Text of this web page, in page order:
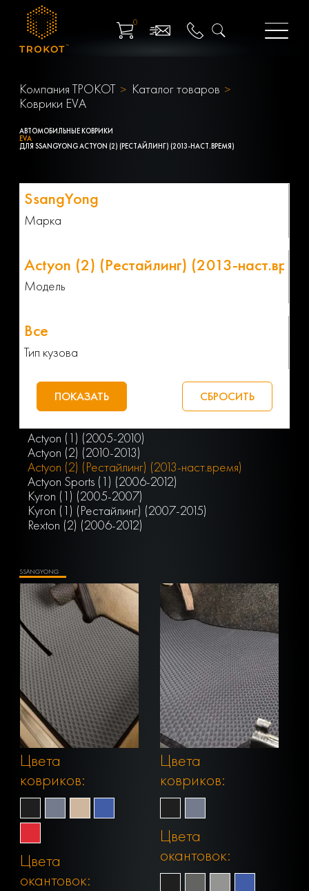
0
Компания ТРОКОТ
Каталог товаров
Коврики EVA
АВТОМОБИЛЬНЫЕ КОВРИКИ
EVA
ДЛЯ SSANGYONG ACTYON (2) (РЕСТАЙЛИНГ) (2013-НАСТ.ВРЕМЯ)
Марка
Модель
Тип кузова
Actyon (1) (2005-2010)
Actyon (2) (2010-2013)
Actyon (2) (Рестайлинг) (2013-наст.время)
Actyon Sports (1) (2006-2012)
Kyron (1) (2005-2007)
Kyron (1) (Рестайлинг) (2007-2015)
Rexton (2) (2006-2012)
SSANGYONG
Цвета
ковриков:
Цвета
окантовок:
Цвета
ковриков:
Цвета
окантовок: